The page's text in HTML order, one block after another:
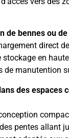
de bennes ou
direct
stockage en
de manutention
des espaces
pentes allant